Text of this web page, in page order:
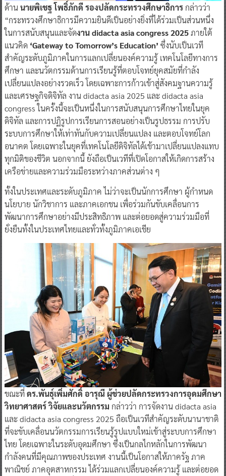
ด้านนายพิเชฐ โพธิ์ภักดี รองปลัดกระทรวงศึกษาธิการกล่าวว่า
“กระทรวงศึกษาธิการมีความยินดีเป็นอย่างยิ่งที่ได้ร่วมเป็นส่วนหนึ่ง
ในการสนับสนุนและจัดงาน didacta asia congress 2025ภายใต้
แนวคิด‘Gateway to Tomorrow’s Education’ ซึ่งนับเป็นเวที
สำคัญระดับภูมิภาคในการแลกเปลี่ยนองค์ความรู้ เทคโนโลยีทางการ
ศึกษา และนวัตกรรมด้านการเรียนรู้ที่ตอบโจทย์ยุคสมัยที่กำลัง
เปลี่ยนแปลงอย่างรวดเร็ว โดยเฉพาะการก้าวเข้าสู่สังคมฐานความรู้
และเศรษฐกิจดิจิทัล งาน didacta asia 2025 และ didacta asia
congress ในครั้งนี้จะเป็นหนึ่งในการสนับสนุนการศึกษาไทยในยุค
ดิจิทัล และการปฏิรูปการเรียนการสอนอย่างเป็นรูปธรรม การปรับ
ระบบการศึกษาให้เท่าทันกับความเปลี่ยนแปลง และตอบโจทย์โลก
อนาคต โดยเฉพาะในยุคที่เทคโนโลยีดิจิทัลได้เข้ามาเปลี่ยนแปลงแทบ
ทุกมิติของชีวิต นอกจากนี้ ยังถือเป็นเวทีที่เปิดโอกาสให้เกิดการสร้าง
เครือข่ายและความร่วมมือระหว่างภาคส่วนต่าง ๆ
ทั้งในประเทศและระดับภูมิภาค ไม่ว่าจะเป็นนักการศึกษา ผู้กำหนด
นโยบาย นักวิชาการ และภาคเอกชน เพื่อร่วมกันขับเคลื่อนการ
พัฒนาการศึกษาอย่างมีประสิทธิภาพ และต่อยอดสู่ความร่วมมือที่
ยั่งยืนทั้งในประเทศไทยและทั่วทั้งภูมิภาคเอเชีย
ขณะที่ดร.พันธุ์เพิ่มศักดิ์ อารุณี ผู้ช่วยปลัดกระทรวงการอุดมศึกษา
วิทยาศาสตร์ วิจัยและนวัตกรรม กล่าวว่า การจัดงาน didacta asia
และ didacta asia congress 2025 ถือเป็นเวทีสำคัญระดับนานาชาติ
ที่จะขับเคลื่อนนวัตกรรมการเรียนรู้รูปแบบใหม่เข้าสู่ระบบการศึกษา
ไทย โดยเฉพาะในระดับอุดมศึกษา ซึ่งเป็นกลไกหลักในการพัฒนา
กำลังคนที่มีคุณภาพของประเทศ งานนี้เป็นโอกาสให้ภาครัฐ ภาค
พาณิชย์ ภาคอุตสาหกรรม ได้ร่วมแลกเปลี่ยนองค์ความรู้ และต่อยอด